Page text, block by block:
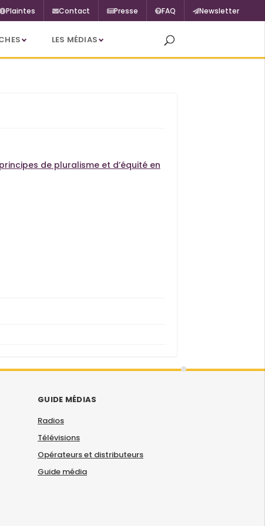
Plaintes Contact Presse FAQ Newsletter
LES MÉDIAS
de pluralisme et d’équité en
GUIDE MÉDIAS
Radios
Télévisions
Opérateurs et distributeurs
Guide média